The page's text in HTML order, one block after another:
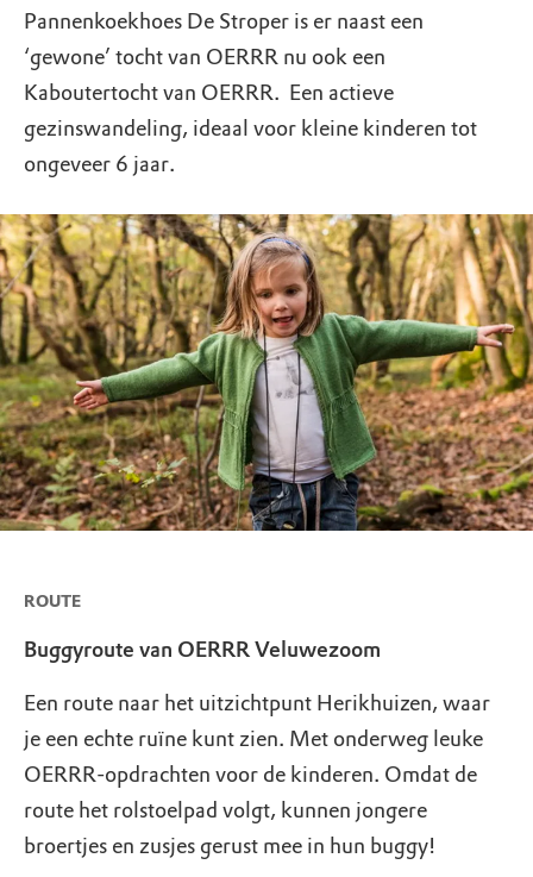
Pannenkoekhoes De Stroper is er naast een
‘gewone’ tocht van OERRR nu ook een
Kaboutertocht van OERRR. Een actieve
gezinswandeling, ideaal voor kleine kinderen tot
ongeveer 6 jaar.
ROUTE
Buggyroute van OERRR Veluwezoom
Een route naar het uitzichtpunt Herikhuizen, waar
je een echte ruïne kunt zien. Met onderweg leuke
OERRR-opdrachten voor de kinderen. Omdat de
route het rolstoelpad volgt, kunnen jongere
broertjes en zusjes gerust mee in hun buggy!